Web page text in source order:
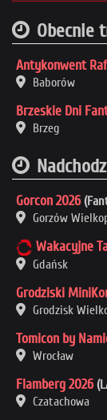
Obecnie
Antykonwent
Baborów
Brzeskie Dni
Brzeg
Gorcon 2026
Gorzów
Wakacyjne
Gdańsk
Grodziski
Grodzisk
Tomicon by
Wrocław
Flamberg 2026
Czatachowa